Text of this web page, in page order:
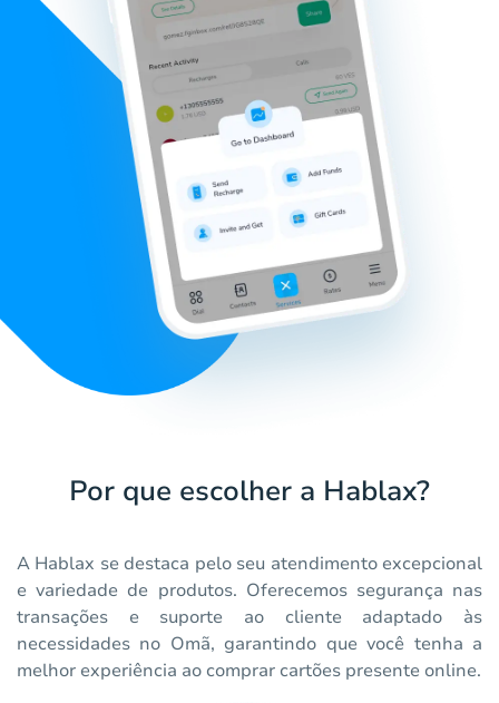
Por que escolher a Hablax?
A Hablax se destaca pelo seu atendimento excepcional
e variedade de produtos. Oferecemos segurança nas
transações e suporte ao cliente adaptado às
necessidades no Omã, garantindo que você tenha a
melhor experiência ao comprar cartões presente online.